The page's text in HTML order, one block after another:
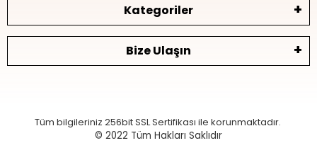
Kategoriler
Bize Ulaşın
Tüm bilgileriniz 256bit SSL Sertifikası ile korunmaktadır.
© 2022 Tüm Hakları Saklıdır